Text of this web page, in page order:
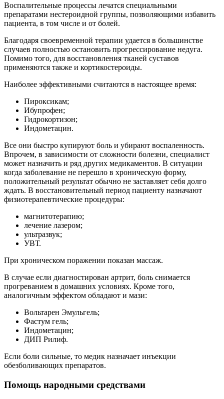
Воспалительные процессы лечатся специальными
препаратами нестероидной группы, позволяющими избавить
пациента, в том числе и от болей.
Благодаря своевременной терапии удается в большинстве
случаев полностью остановить прогрессирование недуга.
Помимо того, для восстановления тканей суставов
применяются также и кортикостероиды.
Наиболее эффективными считаются в настоящее время:
Пироксикам;
Ибупрофен;
Гидрокортизон;
Индометацин.
Все они быстро купируют боль и убирают воспаленность.
Впрочем, в зависимости от сложности болезни, специалист
может назначить и ряд других медикаментов. В ситуации
когда заболевание не перешло в хроническую форму,
положительный результат обычно не заставляет себя долго
ждать. В восстановительный период пациенту назначают
физиотерапевтические процедуры:
магнитотерапию;
лечение лазером;
ультразвук;
УВТ.
При хроническом поражении показан массаж.
В случае если диагностирован артрит, боль снимается
прогреванием в домашних условиях. Кроме того,
аналогичным эффектом обладают и мази:
Вольтарен Эмульгель;
Фастум гель;
Индометацин;
ДИП Рилиф.
Если боли сильные, то медик назначает инъекции
обезболивающих препаратов.
Помощь народными средствами